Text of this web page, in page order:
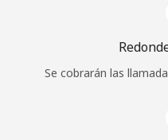
Se cobrarán las